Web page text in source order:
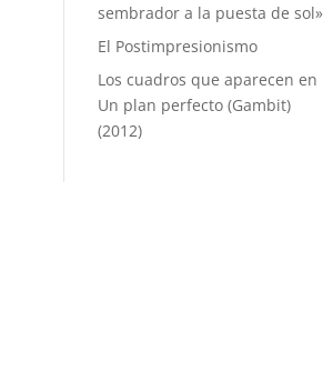
sembrador a la puesta de sol»
El Postimpresionismo
Los cuadros que aparecen en
Un plan perfecto (Gambit)
(2012)